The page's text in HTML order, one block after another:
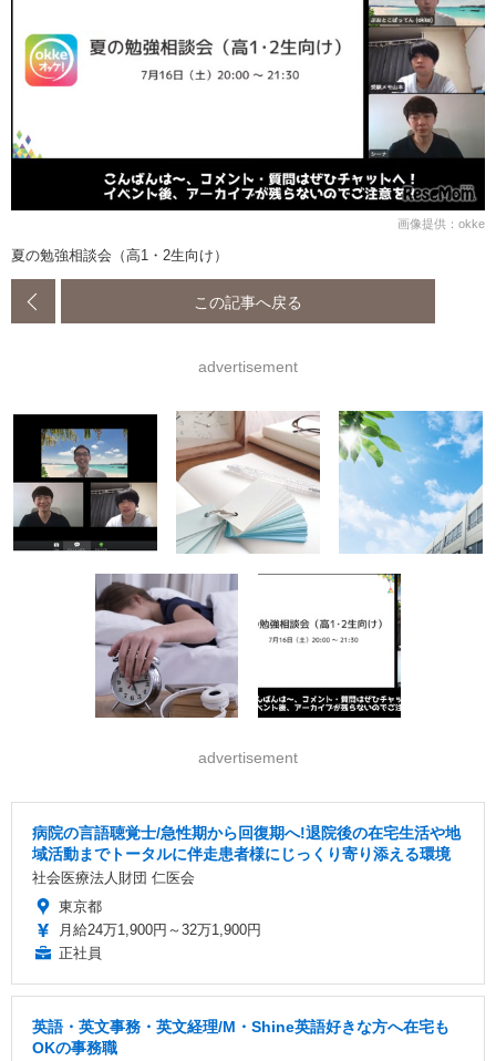
画像提供：okke
夏の勉強相談会（高1・2生向け）
この記事へ戻る
advertisement
advertisement
病院の言語聴覚士/急性期から回復期へ!退院後の在宅生活や地
域活動までトータルに伴走患者様にじっくり寄り添える環境
社会医療法人財団 仁医会
東京都
月給24万1,900円～32万1,900円
正社員
英語・英文事務・英文経理/M・Shine英語好きな方へ在宅も
OKの事務職